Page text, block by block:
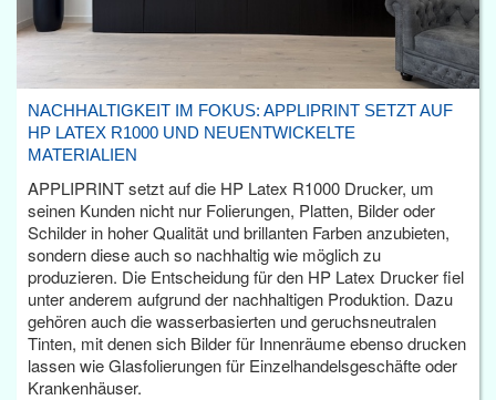
NACHHALTIGKEIT IM FOKUS: APPLIPRINT SETZT AUF
HP LATEX R1000 UND NEUENTWICKELTE
MATERIALIEN
APPLIPRINT setzt auf die HP Latex R1000 Drucker, um
seinen Kunden nicht nur Folierungen, Platten, Bilder oder
Schilder in hoher Qualität und brillanten Farben anzubieten,
sondern diese auch so nachhaltig wie möglich zu
produzieren. Die Entscheidung für den HP Latex Drucker fiel
unter anderem aufgrund der nachhaltigen Produktion. Dazu
gehören auch die wasserbasierten und geruchsneutralen
Tinten, mit denen sich Bilder für Innenräume ebenso drucken
lassen wie Glasfolierungen für Einzelhandelsgeschäfte oder
Krankenhäuser.